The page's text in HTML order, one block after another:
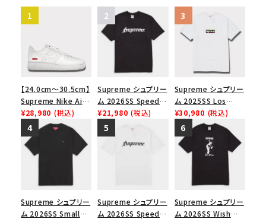
【24.0cm～30.5cm】
Supreme Nike Air
Force 1 Low シュプ
リーム ナイキエアフォ
ース１スニーカー シ
ューズ ホワイト
¥28,980 (税込)
Supreme シュプリー
ム 2026SS Speed
Tee スピードTシャツ
ブラック
¥21,980 (税込)
Supreme シュプリー
ム 2025SS Los
Angeles Fire Relief
Box Logo Tee ファ
イヤーリリーフボック
スロゴTシャツ ホワ
¥30,980 (税込)
Supreme シュプリー
ム 2026SS Small
Supreme シュプリー
ム 2026SS Speed
Supreme シュプリー
ム 2026SS Wish